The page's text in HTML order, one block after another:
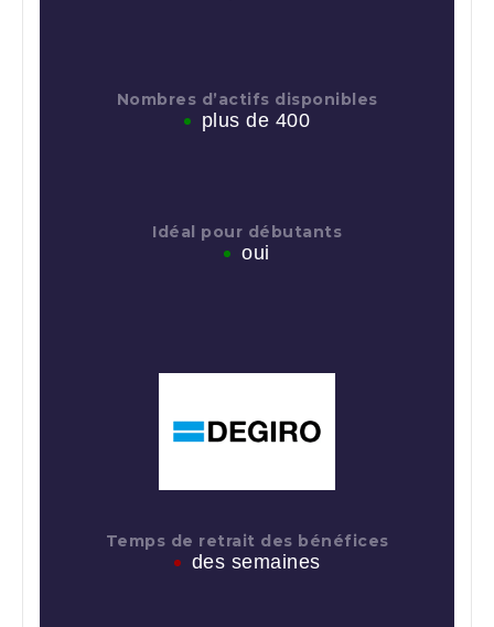
Nombres d’actifs disponibles
plus de 400
Idéal pour débutants
oui
Temps de retrait des bénéfices
des semaines